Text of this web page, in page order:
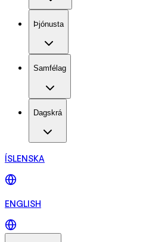
Þjónusta
Samfélag
Dagskrá
ÍSLENSKA
ENGLISH